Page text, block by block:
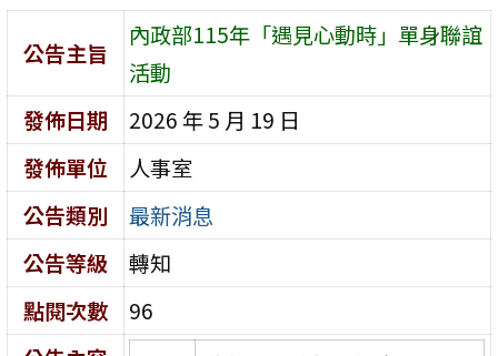
公告主旨
內政部115年「遇見心動時」單身聯誼
活動
發佈日期
2026 年 5 月 19 日
發佈單位
人事室
公告類別
最新消息
公告等級
轉知
點閱次數
96